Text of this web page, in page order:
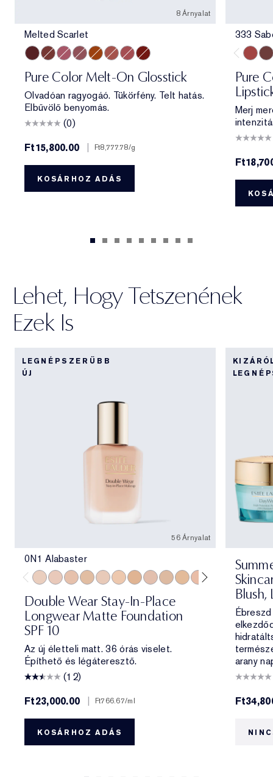
8 Árnyalat
Melted Scarlet
Pure Color Melt-On Glosstick
Olvadóan ragyogáó. Tükörfény. Telt hatás.
Elbűvölő benyomás.
(0)
Ft15,800.00
| Ft8,777.78/g
KOSÁRHOZ ADÁS
333
Pure
Merj
Lehet, Hogy Tetszenének
Ezek Is
LEGNÉPSZERŰBB
ÚJ
56 Árnyalat
0N1 Alabaster
2C0 Cool Vanilla
2C1 Pure Beige
2N12W1
Double Wear Stay-In-Place
Longwear Matte Foundation
SPF 10
Az új életteli matt. 36 órás viselet.
Építhető és légáteresztő.
(12)
Ft23,000.00
Ft766.67/ml
KOSÁRHOZ ADÁS
arany